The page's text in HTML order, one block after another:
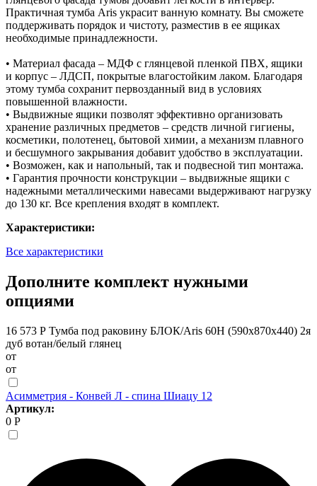
Практичная тумба Aris украсит ванную комнату. Вы сможете
поддерживать порядок и чистоту, разместив в ее ящиках
необходимые принадлежности.
• Материал фасада – МДФ с глянцевой пленкой ПВХ, ящики
и корпус – ЛДСП, покрытые влагостойким лаком. Благодаря
этому тумба сохранит первозданный вид в условиях
повышенной влажности.
• Выдвижные ящики позволят эффективно организовать
хранение различных предметов – средств личной гигиены,
косметики, полотенец, бытовой химии, а механизм плавного
и бесшумного закрывания добавит удобство в эксплуатации.
• Возможен, как и напольный, так и подвесной тип монтажа.
• Гарантия прочности конструкции – выдвижные ящики с
надежными металлическими навесами выдерживают нагрузку
до 130 кг. Все крепления входят в комплект.
Характеристики:
Все характеристики
Дополните комплект нужными
опциями
16 573 Р Тумба под раковину БЛОК/Aris 60Н (590х870х440) 2я
дуб вотан/белый глянец
от
от
Асимметрия - Конвей Л - спина Шиацу 12
Артикул:
0 Р